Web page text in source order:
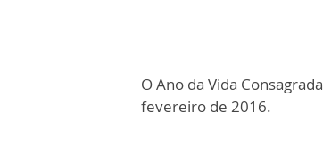
O Ano da Vida
fevereiro de 2016.